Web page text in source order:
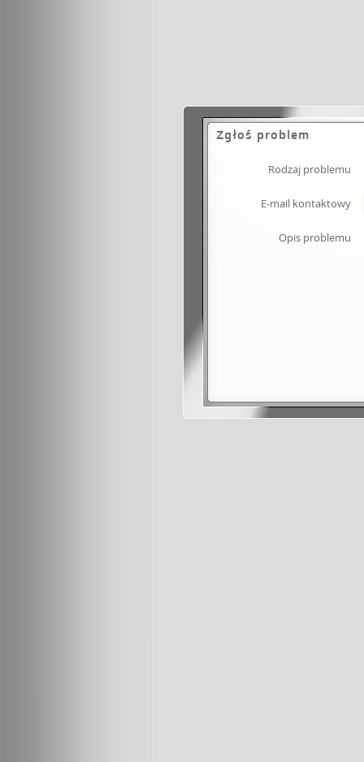
Zgłoś problem
Rodzaj problemu
E-mail kontaktowy
Opis problemu